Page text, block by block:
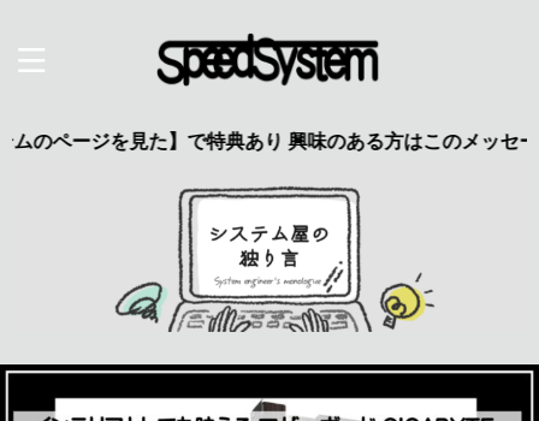
た】で特典あり 興味のある方はこのメッセージをクリック